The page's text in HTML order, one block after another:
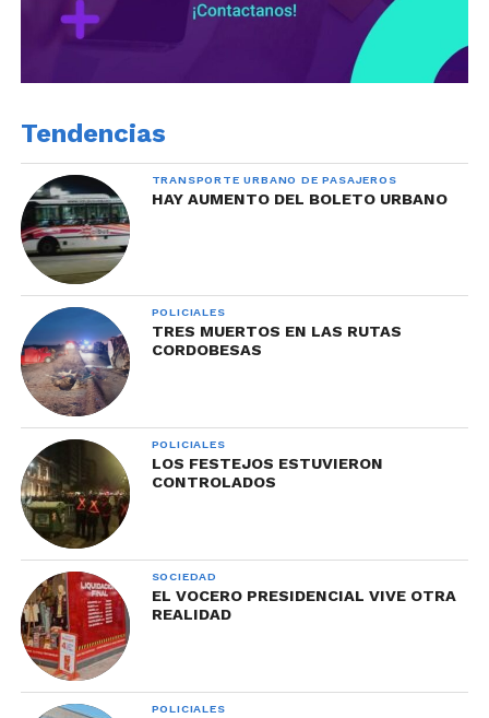
Tendencias
TRANSPORTE URBANO DE PASAJEROS
HAY AUMENTO DEL BOLETO URBANO
POLICIALES
TRES MUERTOS EN LAS RUTAS
CORDOBESAS
POLICIALES
LOS FESTEJOS ESTUVIERON
CONTROLADOS
SOCIEDAD
EL VOCERO PRESIDENCIAL VIVE OTRA
REALIDAD
POLICIALES